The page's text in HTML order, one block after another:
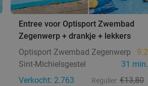
Entree voor Optisport Zwembad
Zegenwerp + drankje + lekkers
Optisport Zwembad Zegenwerp
9.2
Sint-Michielsgestel
31 min.
Verkocht: 2.763
Regulier €13,80